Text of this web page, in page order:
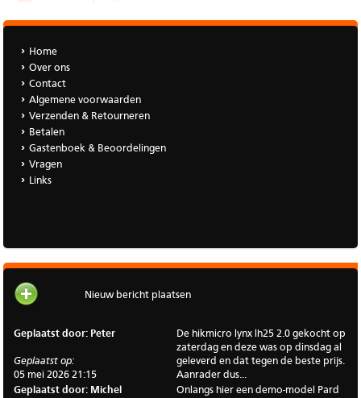
Home
Over ons
Contact
Algemene voorwaarden
Verzenden & Retourneren
Betalen
Gastenboek & Beoordelingen
Vragen
Links
Nieuw bericht plaatsen
Geplaatst door: Peter
Geplaatst op:
05 mei 2026 21:15
De hikmicro lynx lh25 2.0 gekocht op
zaterdag en deze was op dinsdag al
geleverd en dat tegen de beste prijs.
Aanrader dus...
Geplaatst door: Michel
Onlangs hier een demo-model Pard